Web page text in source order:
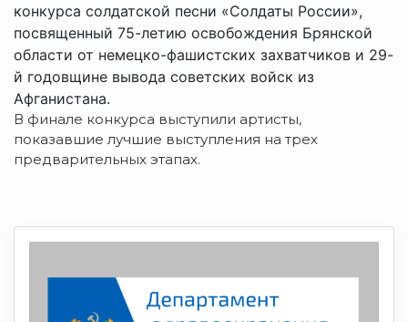
конкурса солдатской песни «Солдаты России»,
посвященный 75-летию освобождения Брянской
области от немецко-фашистских захватчиков и 29-
й годовщине вывода советских войск из
Афганистана.
В финале конкурса выступили артисты,
показавшие лучшие выступления на трех
предварительных этапах.